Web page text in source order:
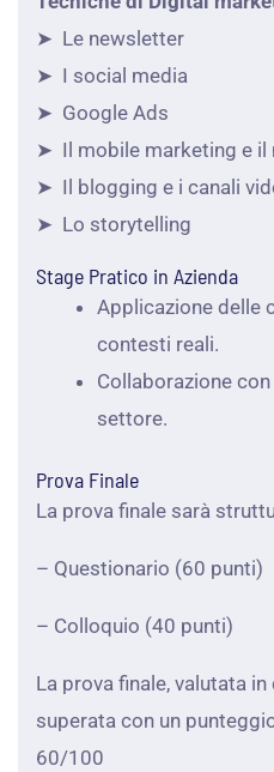
➤ Le newsletter
➤ I social media
➤ Google Ads
➤ Il mobile marketing e il
➤ Il blogging e i canali
➤ Lo storytelling
Stage Pratico in Azienda
Applicazione delle
contesti reali.
Collaborazione
settore.
Prova Finale
La prova finale sarà
– Questionario (60 punti)
– Colloquio (40 punti)
La prova finale, valutata
superata con un
60/100